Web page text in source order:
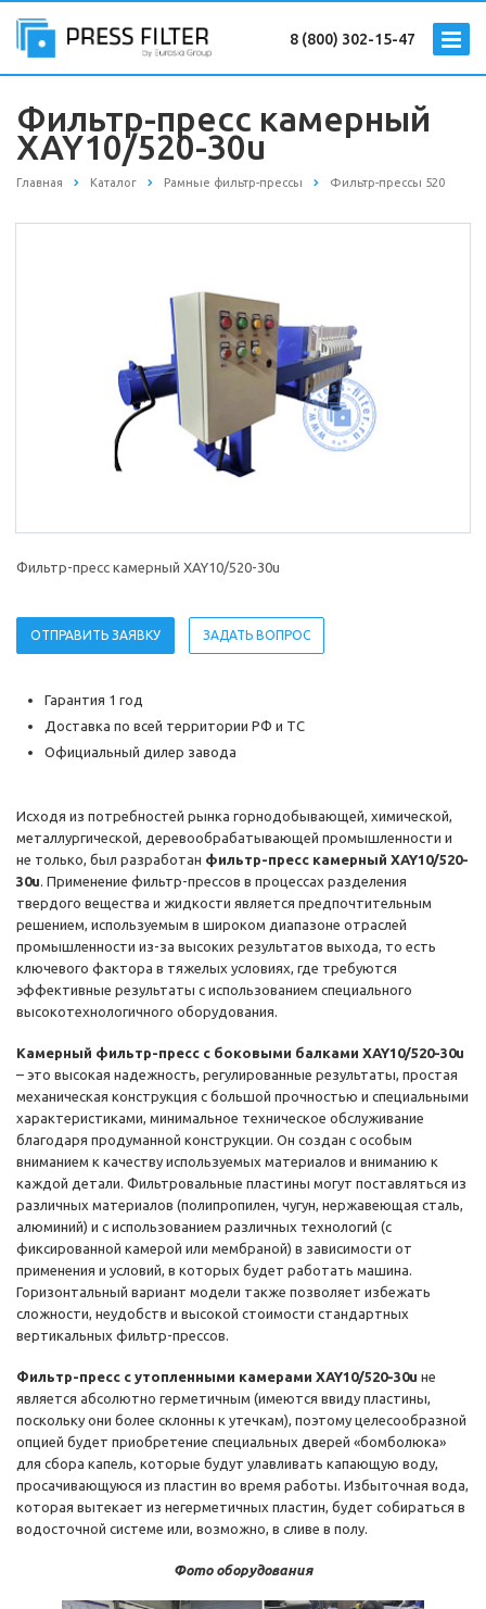
8 (800) 302-15-47
Фильтр-пресс камерный
XAY10/520-30u
Главная Каталог Рамные фильтр-прессы Фильтр-прессы 520
Фильтр-пресс камерный XAY10/520-30u
ОТПРАВИТЬ ЗАЯВКУ ЗАДАТЬ ВОПРОС
Гарантия 1 год
Доставка по всей территории РФ и ТС
Официальный дилер завода
Исходя из потребностей рынка горнодобывающей, химической,
металлургической, деревообрабатывающей промышленности и
не только, был разработан фильтр-пресс камерный XAY10/520-
30u. Применение фильтр-прессов в процессах разделения
твердого вещества и жидкости является предпочтительным
решением, используемым в широком диапазоне отраслей
промышленности из-за высоких результатов выхода, то есть
ключевого фактора в тяжелых условиях, где требуются
эффективные результаты с использованием специального
высокотехнологичного оборудования.
Камерный фильтр-пресс с боковыми балками XAY10/520-30u
– это высокая надежность, регулированные результаты, простая
механическая конструкция с большой прочностью и специальными
характеристиками, минимальное техническое обслуживание
благодаря продуманной конструкции. Он создан с особым
вниманием к качеству используемых материалов и вниманию к
каждой детали. Фильтровальные пластины могут поставляться из
различных материалов (полипропилен, чугун, нержавеющая сталь,
алюминий) и с использованием различных технологий (с
фиксированной камерой или мембраной) в зависимости от
применения и условий, в которых будет работать машина.
Горизонтальный вариант модели также позволяет избежать
сложности, неудобств и высокой стоимости стандартных
вертикальных фильтр-прессов.
Фильтр-пресс с утопленными камерами XAY10/520-30u не
является абсолютно герметичным (имеются ввиду пластины,
поскольку они более склонны к утечкам), поэтому целесообразной
опцией будет приобретение специальных дверей «бомболюка»
для сбора капель, которые будут улавливать капающую воду,
просачивающуюся из пластин во время работы. Избыточная вода,
которая вытекает из негерметичных пластин, будет собираться в
водосточной системе или, возможно, в сливе в полу.
Фото оборудования